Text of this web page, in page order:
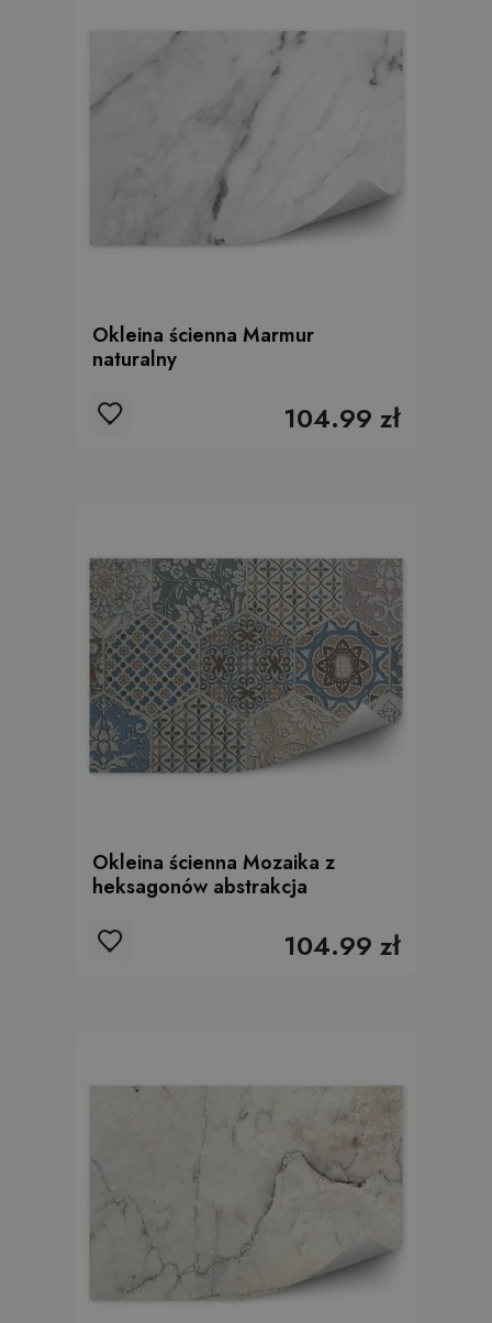
Okleina ścienna Marmur
naturalny
104.99 zł
Okleina ścienna Mozaika z
heksagonów abstrakcja
104.99 zł